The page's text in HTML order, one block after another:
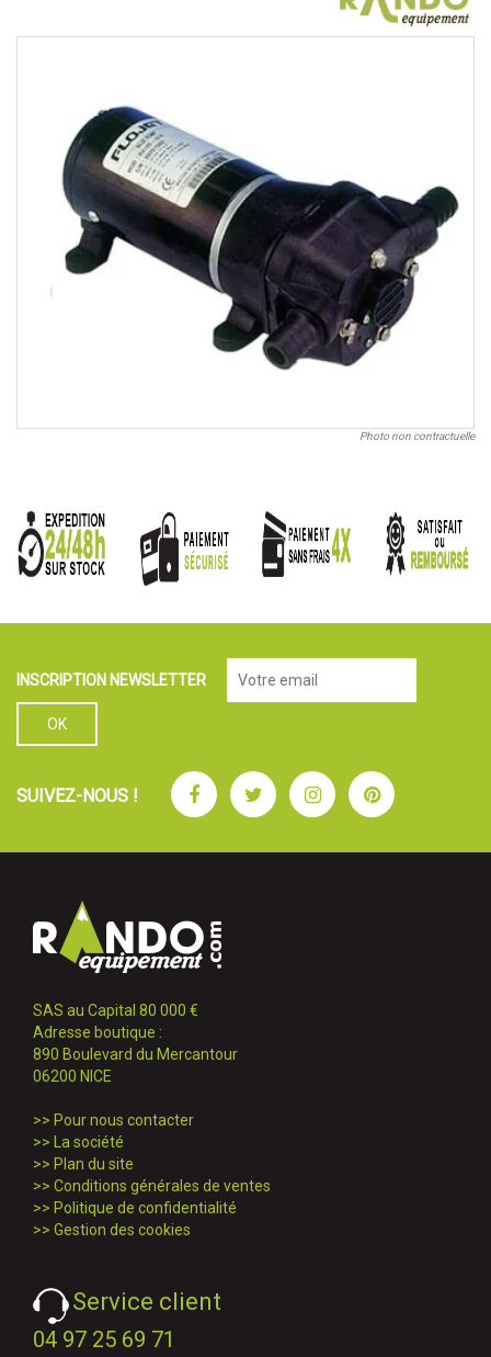
Photo non contractuelle
INSCRIPTION NEWSLETTER
SUIVEZ-NOUS ! FacebookTwitterInstagramPinterest
SAS au Capital 80 000 €
Adresse boutique :
890 Boulevard du Mercantour
06200 NICE
>> Pour nous contacter
>> La société
>> Plan du site
>> Conditions générales de ventes
>> Politique de confidentialité
>> Gestion des cookies
Service client
04 97 25 69 71